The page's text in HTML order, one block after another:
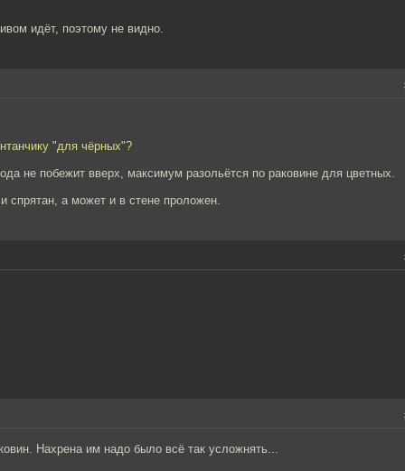
идёт, поэтому не видно.
"для чёрных"?
не побежит вверх, максимум разольётся по раковине для цветных.
спрятан, а может и в стене проложен.
Нахрена им надо было всё так усложнять...